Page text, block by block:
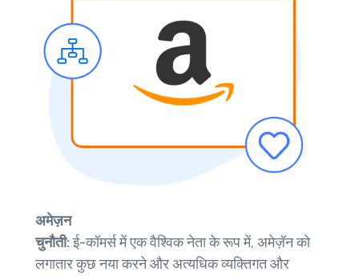
अमेज़न
चुनौती:ई-कॉमर्स में एक वैश्विक नेता के रूप में, अमेज़ॅन को
लगातार कुछ नया करने और अत्यधिक व्यक्तिगत और